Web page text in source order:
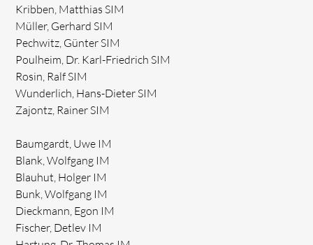
Kribben, Matthias SIM
Müller, Gerhard SIM
Pechwitz, Günter SIM
Poulheim, Dr. Karl-Friedrich SIM
Rosin, Ralf SIM
Wunderlich, Hans-Dieter SIM
Zajontz, Rainer SIM
Baumgardt, Uwe IM
Blank, Wolfgang IM
Blauhut, Holger IM
Bunk, Wolfgang IM
Dieckmann, Egon IM
Fischer, Detlev IM